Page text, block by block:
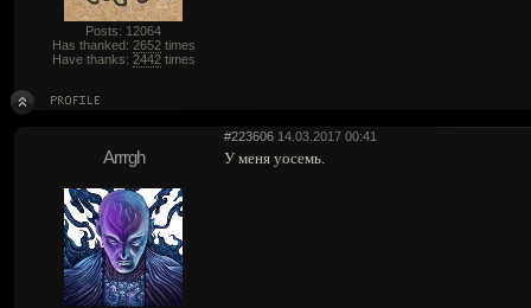
Posts: 12064
Has thanked: 2652times
Have thanks: 2442times
#223606 14.03.2017 00:41
Arrrgh У меня уосемь.